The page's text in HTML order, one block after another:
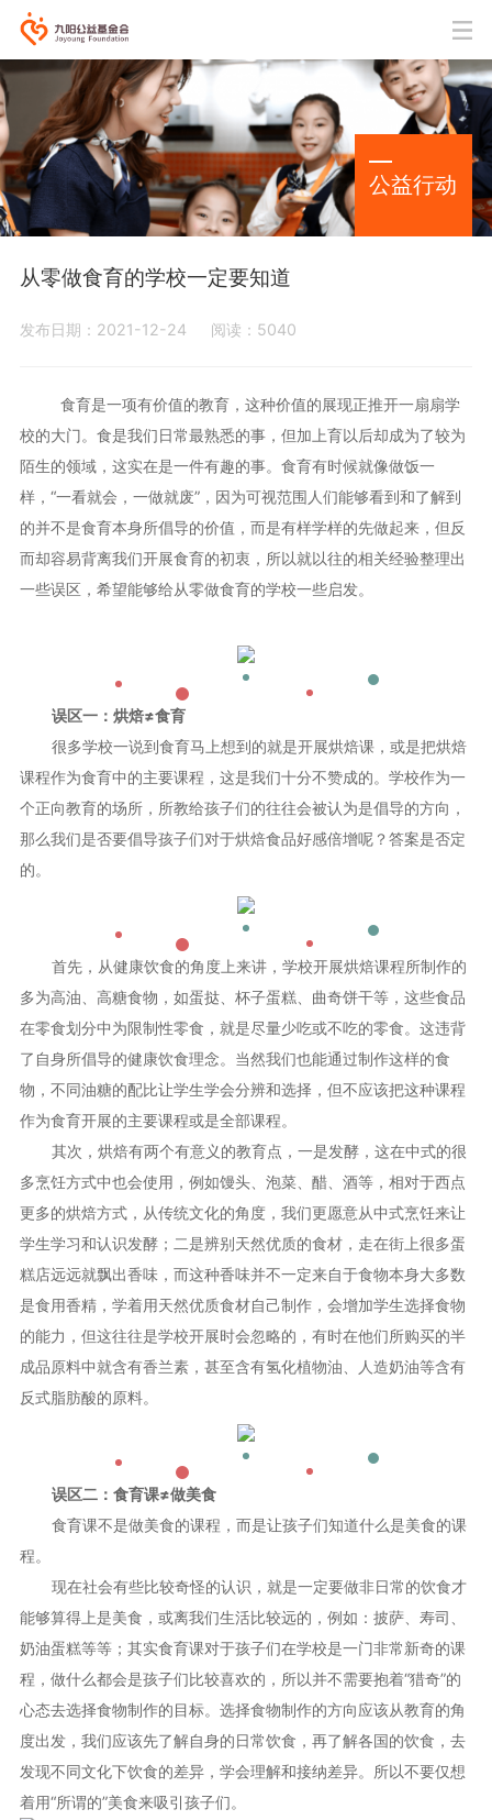
公益行动
从零做食育的学校一定要知道
发布日期：2021-12-24 阅读：5040
食育是一项有价值的教育，这种价值的展现正推开一扇扇学
校的大门。食是我们日常最熟悉的事，但加上育以后却成为了较为
陌生的领域，这实在是一件有趣的事。食育有时候就像做饭一
样，“一看就会，一做就废”，因为可视范围人们能够看到和了解到
的并不是食育本身所倡导的价值，而是有样学样的先做起来，但反
而却容易背离我们开展食育的初衷，所以就以往的相关经验整理出
一些误区，希望能够给从零做食育的学校一些启发。
误区一：烘焙≠食育
很多学校一说到食育马上想到的就是开展烘焙课，或是把烘焙
课程作为食育中的主要课程，这是我们十分不赞成的。学校作为一
个正向教育的场所，所教给孩子们的往往会被认为是倡导的方向，
那么我们是否要倡导孩子们对于烘焙食品好感倍增呢？答案是否定
的。
首先，从健康饮食的角度上来讲，学校开展烘焙课程所制作的
多为高油、高糖食物，如蛋挞、杯子蛋糕、曲奇饼干等，这些食品
在零食划分中为限制性零食，就是尽量少吃或不吃的零食。这违背
了自身所倡导的健康饮食理念。当然我们也能通过制作这样的食
物，不同油糖的配比让学生学会分辨和选择，但不应该把这种课程
作为食育开展的主要课程或是全部课程。
其次，烘焙有两个有意义的教育点，一是发酵，这在中式的很
多烹饪方式中也会使用，例如馒头、泡菜、醋、酒等，相对于西点
更多的烘焙方式，从传统文化的角度，我们更愿意从中式烹饪来让
学生学习和认识发酵；二是辨别天然优质的食材，走在街上很多蛋
糕店远远就飘出香味，而这种香味并不一定来自于食物本身大多数
是食用香精，学着用天然优质食材自己制作，会增加学生选择食物
的能力，但这往往是学校开展时会忽略的，有时在他们所购买的半
成品原料中就含有香兰素，甚至含有氢化植物油、人造奶油等含有
反式脂肪酸的原料。
误区二：食育课≠做美食
食育课不是做美食的课程，而是让孩子们知道什么是美食的课
程。
现在社会有些比较奇怪的认识，就是一定要做非日常的饮食才
能够算得上是美食，或离我们生活比较远的，例如：披萨、寿司、
奶油蛋糕等等；其实食育课对于孩子们在学校是一门非常新奇的课
程，做什么都会是孩子们比较喜欢的，所以并不需要抱着“猎奇”的
心态去选择食物制作的目标。选择食物制作的方向应该从教育的角
度出发，我们应该先了解自身的日常饮食，再了解各国的饮食，去
发现不同文化下饮食的差异，学会理解和接纳差异。所以不要仅想
着用“所谓的”美食来吸引孩子们。